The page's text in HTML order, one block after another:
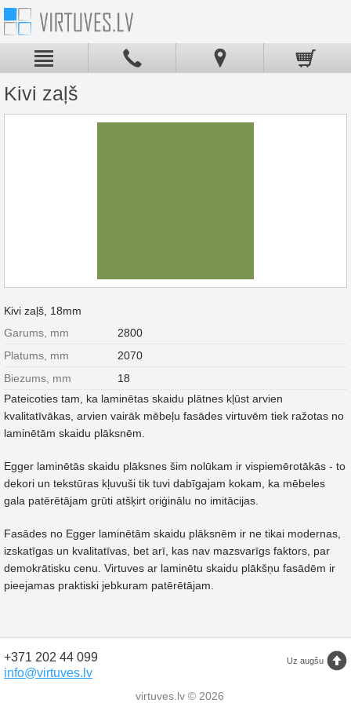
Kivi zaļš
Kivi zaļš, 18mm
Garums, mm
2800
Platums, mm
2070
Biezums, mm
18
Pateicoties tam, ka laminētas skaidu plātnes kļūst arvien
kvalitatīvākas, arvien vairāk mēbeļu fasādes virtuvēm tiek ražotas no
laminētām skaidu plāksnēm.
Egger laminētās skaidu plāksnes šim nolūkam ir vispiemērotākās - to
dekori un tekstūras kļuvuši tik tuvi dabīgajam kokam, ka mēbeles
gala patērētājam grūti atšķirt oriģinālu no imitācijas.
Fasādes no Egger laminētām skaidu plāksnēm ir ne tikai modernas,
izskatīgas un kvalitatīvas, bet arī, kas nav mazsvarīgs faktors, par
demokrātisku cenu. Virtuves ar laminētu skaidu plākšņu fasādēm ir
pieejamas praktiski jebkuram patērētājam.
Uz augšu
+371 202 44 099
info@virtuves.lv
virtuves.lv © 2026